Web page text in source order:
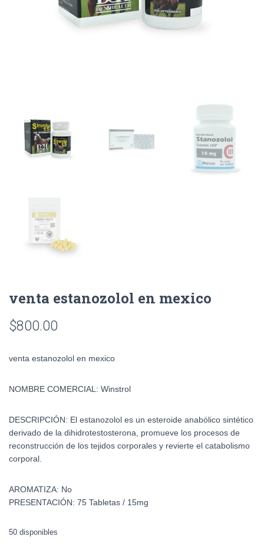
venta estanozolol en mexico
$800.00
venta estanozolol en mexico
NOMBRE COMERCIAL: Winstrol
DESCRIPCIÓN: El estanozolol es un esteroide anabólico sintético
derivado de la dihidrotestosterona, promueve los procesos de
reconstrucción de los tejidos corporales y revierte el catabolismo
corporal.
AROMATIZA: No
PRESENTACIÓN: 75 Tabletas / 15mg
50 disponibles